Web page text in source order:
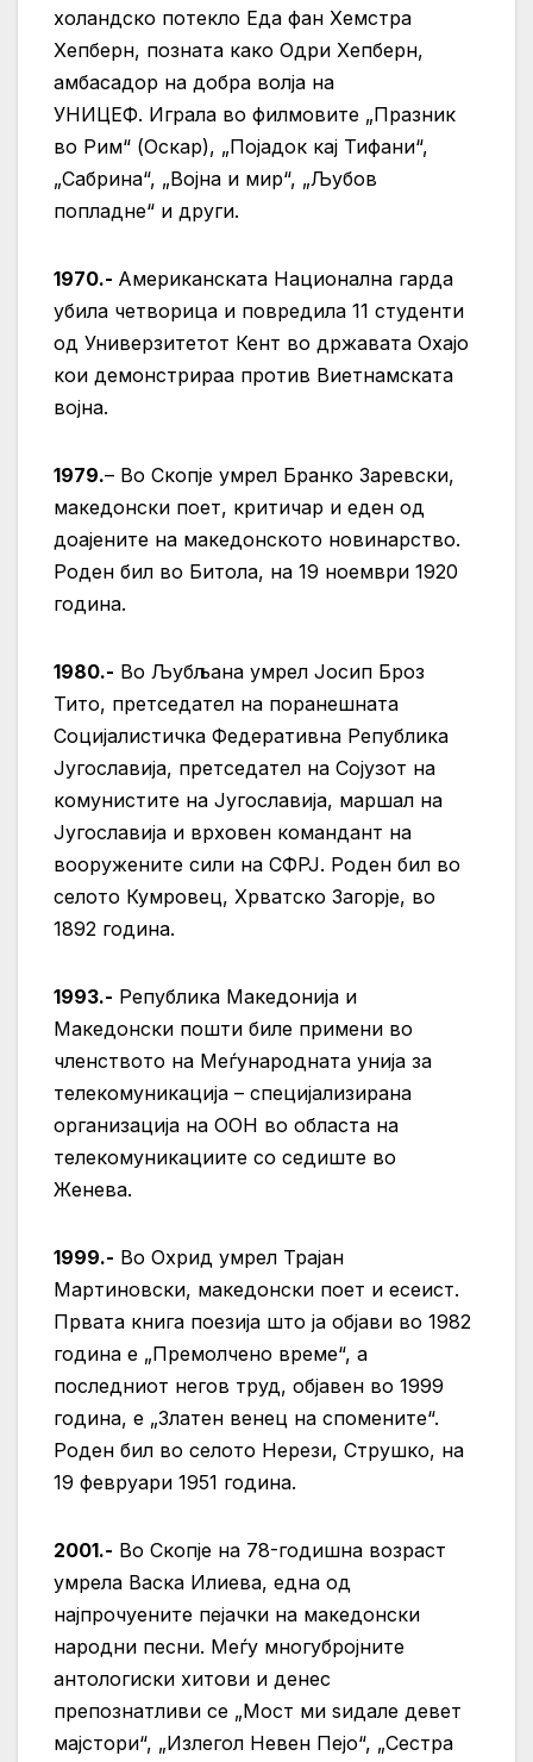
холандско потекло Еда фан Хемстра
Хепберн, позната како Одри Хепберн,
амбасадор на добра волја на
УНИЦЕФ. Играла во филмовите „Празник
во Рим“ (Оскар), „Појадок кај Тифани“,
„Сабрина“, „Војна и мир“, „Љубов
попладне“ и други.
1970.- Американската Национална гарда
убила четворица и повредила 11 студенти
од Универзитетот Кент во државата Охајо
кои демонстрираа против Виетнамската
војна.
1979.– Во Скопје умрел Бранко Заревски,
македонски поет, критичар и еден од
доајените на македонското новинарство.
Роден бил во Битола, на 19 ноември 1920
година.
1980.- Во Љубљана умрел Јосип Броз
Тито, претседател на поранешната
Социјалистичка Федеративна Република
Југославија, претседател на Сојузот на
комунистите на Југославија, маршал на
Југославија и врховен командант на
вооружените сили на СФРЈ. Роден бил во
селото Кумровец, Хрватско Загорје, во
1892 година.
1993.- Република Македонија и
Македонски пошти биле примени во
членството на Меѓународната унија за
телекомуникација – специјализирана
организација на ООН во областа на
телекомуникациите со седиште во
Женева.
1999.- Во Охрид умрел Трајан
Мартиновски, македонски поет и есеист.
Првата книга поезија што ја објави во 1982
година е „Премолчено време“, а
последниот негов труд, објавен во 1999
година, е „Златен венец на спомените“.
Роден бил во селото Нерези, Струшко, на
19 февруари 1951 година.
2001.- Во Скопје на 78-годишна возраст
умрела Васка Илиева, една од
најпрочуените пејачки на македонски
народни песни. Меѓу многубројните
антологиски хитови и денес
препознатливи се „Мост ми ѕидале девет
мајстори“, „Излегол Невен Пејо“, „Сестра